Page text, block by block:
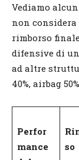
Vediamo
non
rimborso
difensive di
ad altre
40%, airbag
Perfor
mance
so